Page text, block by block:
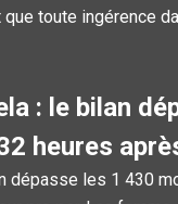
que toute ingérence
: le bilan
heures
dépasse les 1 430